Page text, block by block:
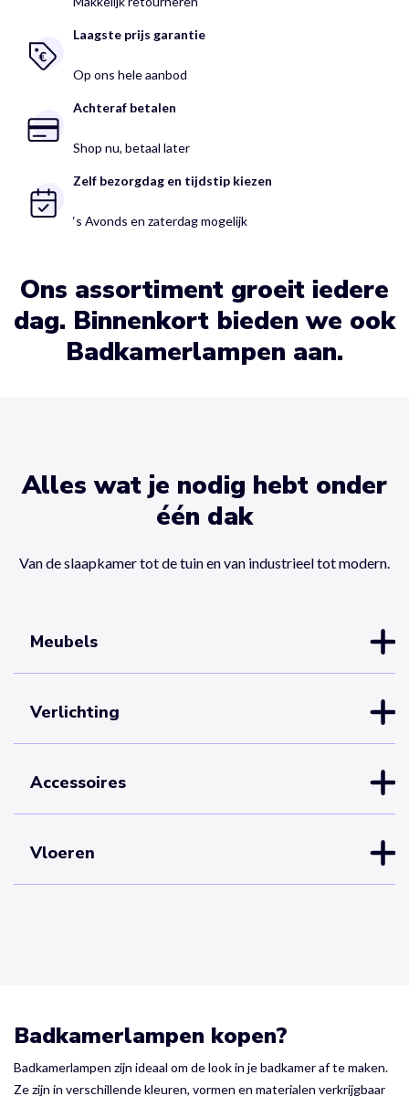
Laagste prijs garantie
Op ons hele aanbod
Achteraf betalen
Shop nu, betaal later
Zelf bezorgdag en tijdstip kiezen
‘s Avonds en zaterdag mogelijk
Ons assortiment groeit iedere
dag. Binnenkort bieden we ook
Badkamerlampen aan.
Alles wat je nodig hebt onder
één dak
Van de slaapkamer tot de tuin en van industrieel tot modern.
Meubels
Verlichting
Accessoires
Vloeren
Badkamerlampen kopen?
Badkamerlampen zijn ideaal om de look in je badkamer af te maken.
Ze zijn in verschillende kleuren, vormen en materialen verkrijgbaar